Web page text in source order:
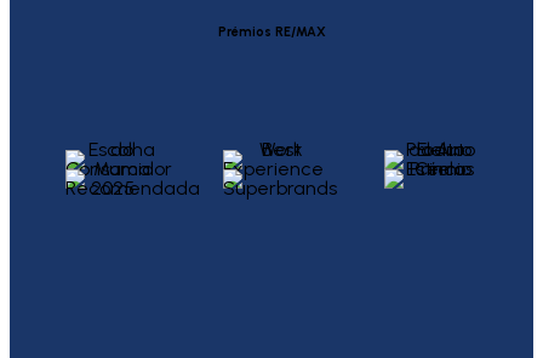
Prémios RE/MAX